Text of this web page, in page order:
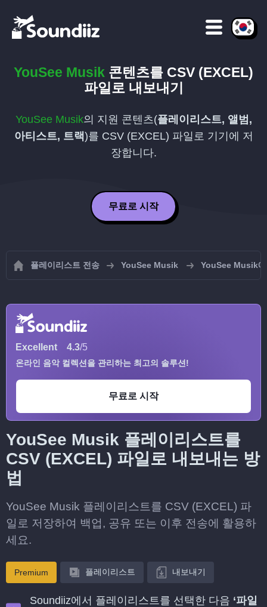
YouSee Musik 콘텐츠를 CSV (EXCEL)
파일로 내보내기
YouSee Musik의 지원 콘텐츠(플레이리스트, 앨범,
아티스트, 트랙)를 CSV (EXCEL) 파일로 기기에 저
장합니다.
무료로 시작
플레이리스트 전송 YouSee Musik YouSee Musik
Excellent 4.3/5
온라인 음악 컬렉션을 관리하는 최고의 솔루션!
무료로 시작
YouSee Musik 플레이리스트를
CSV (EXCEL) 파일로 내보내는 방
법
YouSee Musik 플레이리스트를 CSV (EXCEL) 파
일로 저장하여 백업, 공유 또는 이후 전송에 활용하
세요.
Premium 플레이리스트 내보내기
Soundiiz에서 플레이리스트를 선택한 다음 ‘파일